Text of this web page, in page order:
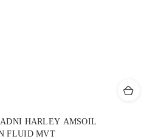
HARLEY AMSOIL
FLUID MVT